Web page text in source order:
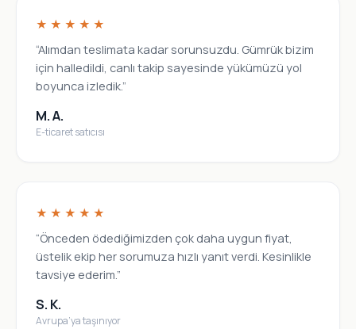
★★★★★
“Alımdan teslimata kadar sorunsuzdu. Gümrük bizim
için halledildi, canlı takip sayesinde yükümüzü yol
boyunca izledik.”
M. A.
E-ticaret satıcısı
★★★★★
“Önceden ödediğimizden çok daha uygun fiyat,
üstelik ekip her sorumuza hızlı yanıt verdi. Kesinlikle
tavsiye ederim.”
S. K.
Avrupa’ya taşınıyor